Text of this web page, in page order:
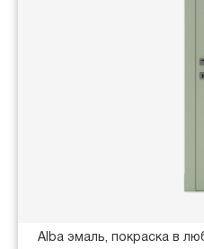
Alba эмаль, покраска в